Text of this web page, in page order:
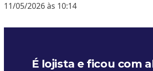
11/05/2026 às 10:14
É lojista e ficou com